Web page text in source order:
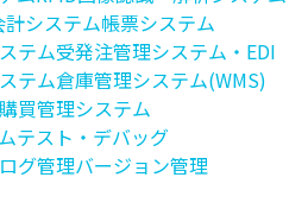
システム帳票システム
テム受発注管理システム・EDI
テム倉庫管理システム(WMS)
購買管理システム
テスト・デバッグ
ログ管理バージョン管理